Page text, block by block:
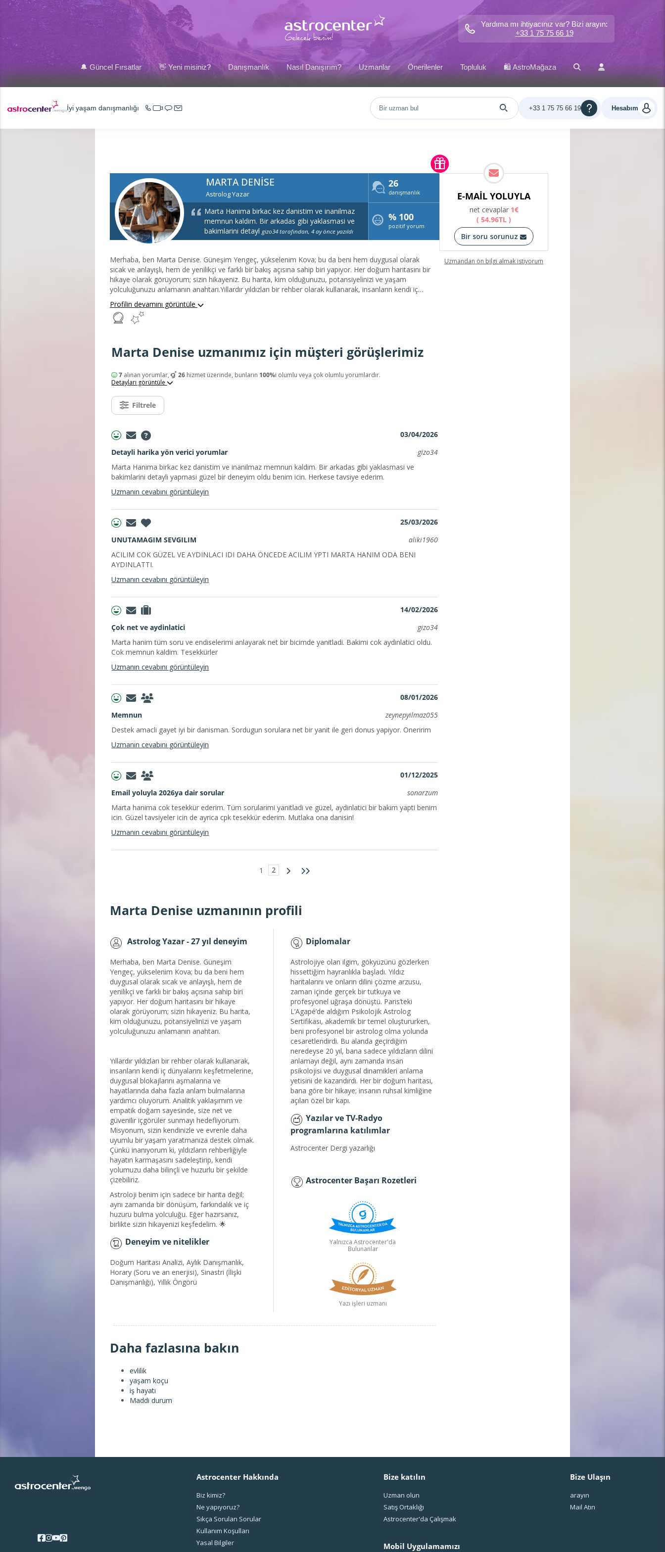
Yardıma mı ihtiyacınız var? Bizi arayın:
+33 1 75 75 66 19
🔔 Güncel Fırsatlar 👋 Yeni misiniz? Danışmanlık Nasıl Danışırım? Uzmanlar Önerilenler Topluluk 🛍️ AstroMağaza
İyi yaşam danışmanlığı Hesabım
+33 1 75 75 66 19
MARTA DENISE
Astrolog Yazar
26
danışmanlık
Marta Hanima birkac kez danistim ve inanilmaz
memnun kaldim. Bir arkadas gibi yaklasmasi ve
bakimlarini detayl gizo34 tarafından, 4 ay önce yazıldı
% 100
pozitif yorum
Merhaba, ben Marta Denise. Güneşim Yengeç, yükselenim Kova; bu da beni hem duygusal olarak
sıcak ve anlayışlı, hem de yenilikçi ve farklı bir bakış açısına sahip biri yapıyor. Her doğum haritasını bir
hikaye olarak görüyorum; sizin hikayeniz. Bu harita, kim olduğunuzu, potansiyelinizi ve yaşam
yolculuğunuzu anlamanın anahtarı.Yıllardır yıldızları bir rehber olarak kullanarak, insanların kendi iç
dünyalarını keşfetmelerine, duygusal blokajlarını aşmalarına ve hayatlarında daha fazla anlam
bulmalarına yardımcı oluyorum. Analitik yaklaşımım ve empatik doğam sayesinde, size net ve güvenilir
içgörüler sunmayı hedefliyorum. Misyonum, sizin kendinizle ve evrenle daha uyumlu bir yaşam
Profilin devamını görüntüle
Marta Denise uzmanımız için müşteri görüşlerimiz
7 alınan yorumlar, 26 hizmet üzerinde, bunların 100%i olumlu veya çok olumlu yorumlardır.
Detayları görüntüle
Filtrele
03/04/2026
Detayli harika yön verici yorumlar
gizo34
Marta Hanima birkac kez danistim ve inanilmaz memnun kaldim. Bir arkadas gibi yaklasmasi ve
bakimlarini detayli yapmasi güzel bir deneyim oldu benim icin. Herkese tavsiye ederim.
Uzmanın cevabını görüntüleyin
25/03/2026
UNUTAMAGIM SEVGILIM
aliki1960
ACILIM COK GÜZEL VE AYDINLACI IDI DAHA ÖNCEDE ACILIM YPTI MARTA HANIM ODA BENI
AYDINLATTI.
Uzmanın cevabını görüntüleyin
14/02/2026
Çok net ve aydinlatici
gizo34
Marta hanim tüm soru ve endiselerimi anlayarak net bir bicimde yanitladi. Bakimi cok aydinlatici oldu.
Cok memnun kaldim. Tesekkürler
Uzmanın cevabını görüntüleyin
08/01/2026
Memnun
zeynepyilmaz055
Destek amacli gayet iyi bir danisman. Sordugun sorulara net bir yanit ile geri donus yapiyor. Oneririm
Uzmanın cevabını görüntüleyin
01/12/2025
Email yoluyla 2026ya dair sorular
sonarzum
Marta hanima cok tesekkür ederim. Tüm sorularimi yanitladi ve güzel, aydinlatici bir bakim yapti benim
icin. Güzel tavsiyeler icin de ayrica cpk tesekkür ederim. Mutlaka ona danisin!
Uzmanın cevabını görüntüleyin
1 2
Marta Denise uzmanının profili
Astrolog Yazar - 27 yıl deneyim
Merhaba, ben Marta Denise. Güneşim
Yengeç, yükselenim Kova; bu da beni hem
duygusal olarak sıcak ve anlayışlı, hem de
yenilikçi ve farklı bir bakış açısına sahip biri
yapıyor. Her doğum haritasını bir hikaye
olarak görüyorum; sizin hikayeniz. Bu harita,
kim olduğunuzu, potansiyelinizi ve yaşam
yolculuğunuzu anlamanın anahtarı.
Yıllardır yıldızları bir rehber olarak kullanarak,
insanların kendi iç dünyalarını keşfetmelerine,
duygusal blokajlarını aşmalarına ve
hayatlarında daha fazla anlam bulmalarına
yardımcı oluyorum. Analitik yaklaşımım ve
empatik doğam sayesinde, size net ve
güvenilir içgörüler sunmayı hedefliyorum.
Misyonum, sizin kendinizle ve evrenle daha
uyumlu bir yaşam yaratmanıza destek olmak.
Çünkü inanıyorum ki, yıldızların rehberliğiyle
hayatın karmaşasını sadeleştirip, kendi
yolumuzu daha bilinçli ve huzurlu bir şekilde
çizebiliriz.
Astroloji benim için sadece bir harita değil;
aynı zamanda bir dönüşüm, farkındalık ve iç
huzuru bulma yolculuğu. Eğer hazırsanız,
birlikte sizin hikayenizi keşfedelim. 🌟
Deneyim ve nitelikler
Doğum Haritası Analizi, Aylık Danışmanlık,
Horary (Soru ve an enerjisi), Sinastri (İlişki
Danışmanlığı), Yıllık Öngörü
Diplomalar
Astrolojiye olan ilgim, gökyüzünü gözlerken
hissettiğim hayranlıkla başladı. Yıldız
haritalarını ve onların dilini çözme arzusu,
zaman içinde gerçek bir tutkuya ve
profesyonel uğraşa dönüştü. Paris’teki
L’Agapé’de aldığım Psikolojik Astrolog
Sertifikası, akademik bir temel oluştururken,
beni profesyonel bir astrolog olma yolunda
cesaretlendirdi. Bu alanda geçirdiğim
neredeyse 20 yıl, bana sadece yıldızların dilini
anlamayı değil, aynı zamanda insan
psikolojisi ve duygusal dinamikleri anlama
yetisini de kazandırdı. Her bir doğum haritası,
bana göre bir hikaye; insanın ruhsal kimliğine
açılan özel bir kapı.
Yazılar ve TV-Radyo
programlarına katılımlar
Astrocenter Dergi yazarlığı
Astrocenter Başarı Rozetleri
Yalnızca Astrocenter'da
Bulunanlar
Yazı işleri uzmanı
Daha fazlasına bakın
evlilik
yaşam koçu
iş hayatı
Maddi durum
E-MAIL YOLUYLA
net cevaplar 1€
( 54.96TL )
Bir soru sorunuz
Uzmandan ön bilgi almak istiyorum
Astrocenter Hakkında
Biz kimiz?
Ne yapıyoruz?
Sıkça Sorulan Sorular
Kullanım Koşulları
Yasal Bilgiler
Bize katılın
Uzman olun
Satış Ortaklığı
Astrocenter'da Çalışmak
Mobil Uygulamamızı
Bize Ulaşın
arayın
Mail Atın